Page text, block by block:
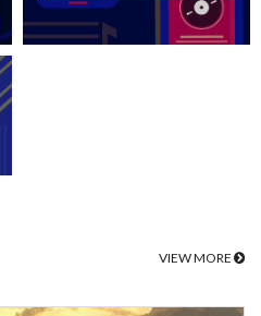
VIEW MORE